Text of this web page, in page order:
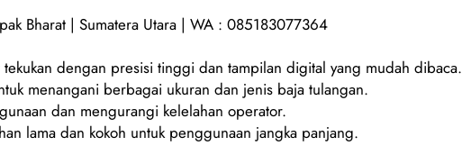
Bharat | Sumatera Utara | WA : 085183077364
dengan presisi tinggi dan tampilan digital yang mudah dibaca.
menangani berbagai ukuran dan jenis baja tulangan.
dan mengurangi kelelahan operator.
lama dan kokoh untuk penggunaan jangka panjang.